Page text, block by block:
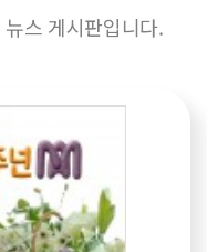
스 게시판입니다.